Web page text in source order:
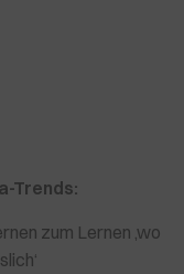
Trends:
zum Lernen ‚wo